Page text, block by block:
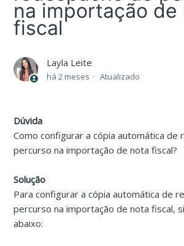
na importação de
fiscal
Layla Leite
há 2 meses Atualizado
Dúvida
Como configurar a cópia automática de
percurso na importação de nota fiscal?
Solução
Para configurar a cópia automática de
percurso na importação de nota fiscal,
abaixo: